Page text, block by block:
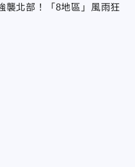
襲北部！「8地區」風雨狂